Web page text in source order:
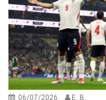
06/07/2026 E. B.